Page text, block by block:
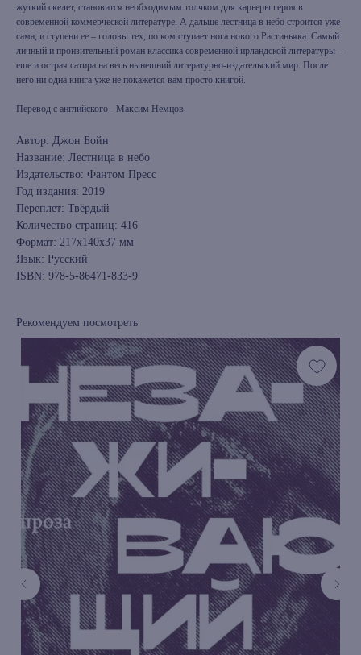
жуткий скелет, становится необходимым толчком для карьеры героя в
современной коммерческой литературе. А дальше лестница в небо строится уже
сама, и ступени ее – головы тех, по ком ступает нога нового Растиньяка. Самый
личный и пронзительный роман классика современной ирландской литературы –
еще и острая сатира на весь нынешний литературно-издательский мир. После
него ни одна книга уже не покажется вам просто книгой.
Перевод с английского - Максим Немцов.
Автор: Джон Бойн
Название: Лестница в небо
Издательство: Фантом Пресс
Год издания: 2019
Переплет: Твёрдый
Количество страниц: 416
Формат: 217x140x37 мм
Язык: Русский
ISBN: 978-5-86471-833-9
Рекомендуем посмотреть
книжный интернет-магазин из
Петербурга